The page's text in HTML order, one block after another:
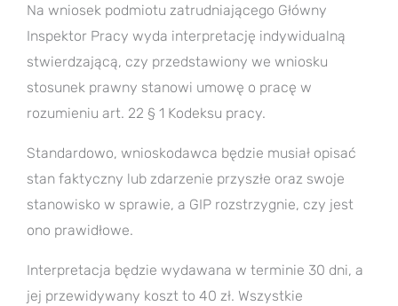
Na wniosek podmiotu zatrudniającego Główny
Inspektor Pracy wyda interpretację indywidualną
stwierdzającą, czy przedstawiony we wniosku
stosunek prawny stanowi umowę o pracę w
rozumieniu art. 22 § 1 Kodeksu pracy.
Standardowo, wnioskodawca będzie musiał opisać
stan faktyczny lub zdarzenie przyszłe oraz swoje
stanowisko w sprawie, a GIP rozstrzygnie, czy jest
ono prawidłowe.
Interpretacja będzie wydawana w terminie 30 dni, a
jej przewidywany koszt to 40 zł. Wszystkie